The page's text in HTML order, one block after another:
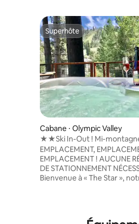
Superhôte
Superhôte
Cabane ⋅ Olympic Valley
★★Ski In-Out ! Mi-
PALISADES ! Jacuzzi !★★
EMPLACEMENT,
EMPLACEMENT ! AUCUNE
DE STATIONNEMENT
Bienvenue à « The Star »,
télécabine signifie que vous